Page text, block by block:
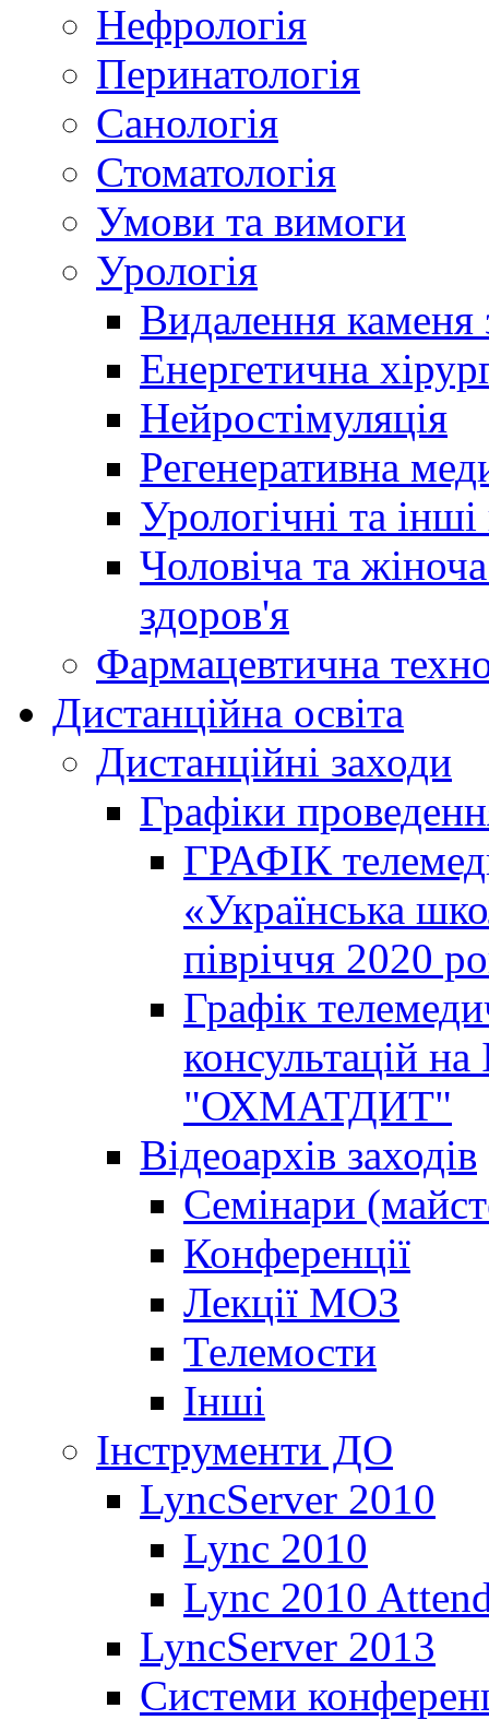
Нефрологія
Перинатологія
Санологія
Стоматологія
Умови та вимоги
Урологія
Видалення каменя
Енергетична
Нейростімуляція
Регенеративна
Урологічні та
Чоловіча та
здоров'я
Фармацевтична
Дистанційна освіта
Дистанційні заходи
Графіки
ГРАФІК
«Українська
півріччя 2020
Графік
консультацій
"ОХМАТДИТ"
Відеоархів заходів
Семінари
Конференції
Лекції МОЗ
Телемости
Інші
Інструменти ДО
LyncServer 2010
Lync 2010
Lync 2010
LyncServer 2013
Системи